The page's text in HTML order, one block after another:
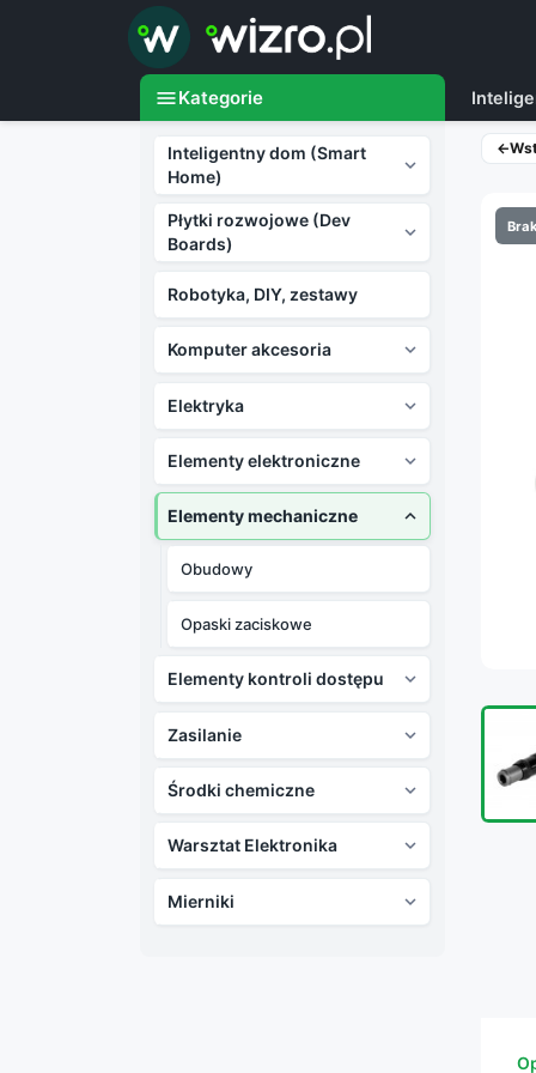
menuKategorie
Inteligentny dom (Smart
Home)

Płytki rozwojowe (Dev
Boards)

Robotyka, DIY, zestawy
Komputer akcesoria 
Elektryka 
Elementy elektroniczne 
Elementy mechaniczne 
Obudowy
Opaski zaciskowe
Elementy kontroli dostępu 
Zasilanie 
Środki chemiczne 
Warsztat Elektronika 
Mierniki 
←